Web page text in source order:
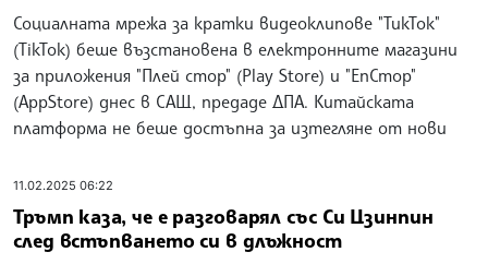
Социалната мрежа за кратки видеоклипове "ТикТок"
(TikTok) беше възстановена в електронните магазини
за приложения "Плей стор" (Play Store) и "ЕпСтор"
(AppStore) днес в САЩ, предаде ДПА. Китайската
платформа не беше достъпна за изтегляне от нови
11.02.2025 06:22
Тръмп каза, че е разговарял със Си Цзинпин
след встъпването си в длъжност